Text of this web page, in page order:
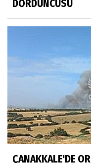
DÖRDÜNCÜSÜ
ÇANAKKALE'DE